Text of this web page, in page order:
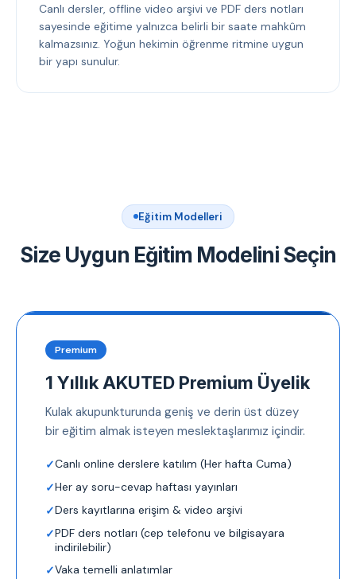
Canlı dersler, offline video arşivi ve PDF ders notları
sayesinde eğitime yalnızca belirli bir saate mahkûm
kalmazsınız. Yoğun hekimin öğrenme ritmine uygun
bir yapı sunulur.
Eğitim Modelleri
Size Uygun Eğitim Modelini Seçin
Premium
1 Yıllık AKUTED Premium Üyelik
Kulak akupunkturunda geniş ve derin üst düzey
bir eğitim almak isteyen meslektaşlarımız içindir.
Canlı online derslere katılım (Her hafta Cuma)
Her ay soru-cevap haftası yayınları
Ders kayıtlarına erişim & video arşivi
PDF ders notları (cep telefonu ve bilgisayara
indirilebilir)
Vaka temelli anlatımlar